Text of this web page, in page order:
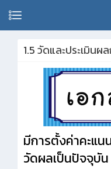
1.5 วัดและประเมินผ
มีการตั้งค่าคะแน
วัดผลเป็นปัจจุบั